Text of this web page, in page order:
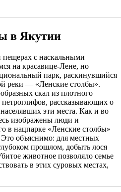
в Якутии
пещерах с наскальными
на красавице-Лене, но
парк, раскинувшийся
реки — «Ленские столбы».
скал из плотного
рассказывающих о
эти места. Как и во
изображены люди и
в нацпарке «Ленские столбы»
объяснимо: для местных
прошлом, добыть лося
животное позволяло семье
в этих суровых местах,